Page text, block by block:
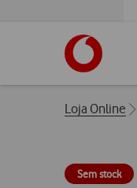
Breadcrumbs
Loja Online
Sem stock